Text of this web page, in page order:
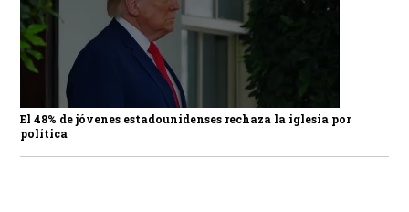
El 48% de jóvenes estadounidenses rechaza la iglesia por
política